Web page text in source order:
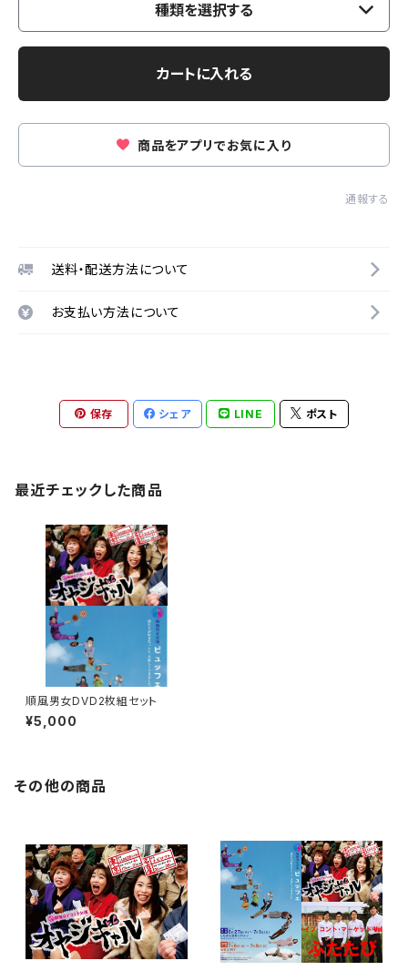
種類を選択する
カートに入れる
商品をアプリでお気に入り
通報する
送料・配送方法について
お支払い方法について
保存 シェア LINE ポスト
最近チェックした商品
順風男女DVD2枚組セット
¥5,000
その他の商品